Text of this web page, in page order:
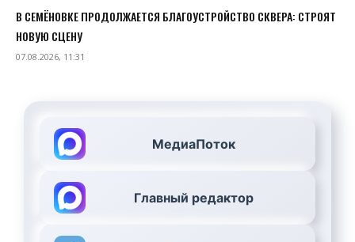
В СЕМЁНОВКЕ ПРОДОЛЖАЕТСЯ БЛАГОУСТРОЙСТВО СКВЕРА: СТРОЯТ
НОВУЮ СЦЕНУ
07.08.2026, 11:31
МедиаПоток
Главный редактор